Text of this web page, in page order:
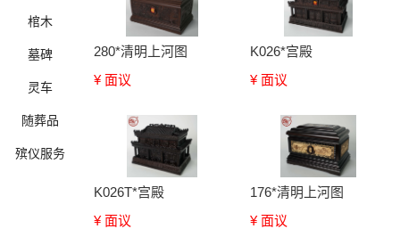
棺木
墓碑
灵车
随葬品
殡仪服务
280*清明上河图
¥ 面议
K026*宫殿
¥ 面议
K026T*宫殿
¥ 面议
176*清明上河图
¥ 面议